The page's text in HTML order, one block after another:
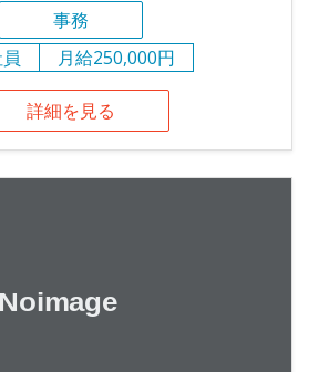
事務
月給250,000円
詳細を見る